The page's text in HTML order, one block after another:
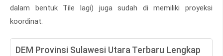
dalam bentuk Tile lagi) juga sudah di memiliki proyeksi
koordinat.
DEM Provinsi Sulawesi Utara Terbaru Lengkap